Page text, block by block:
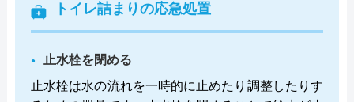
トイレ詰まりの応急処置
止水栓を閉める
止水栓は水の流れを一時的に止めたり調整したりす